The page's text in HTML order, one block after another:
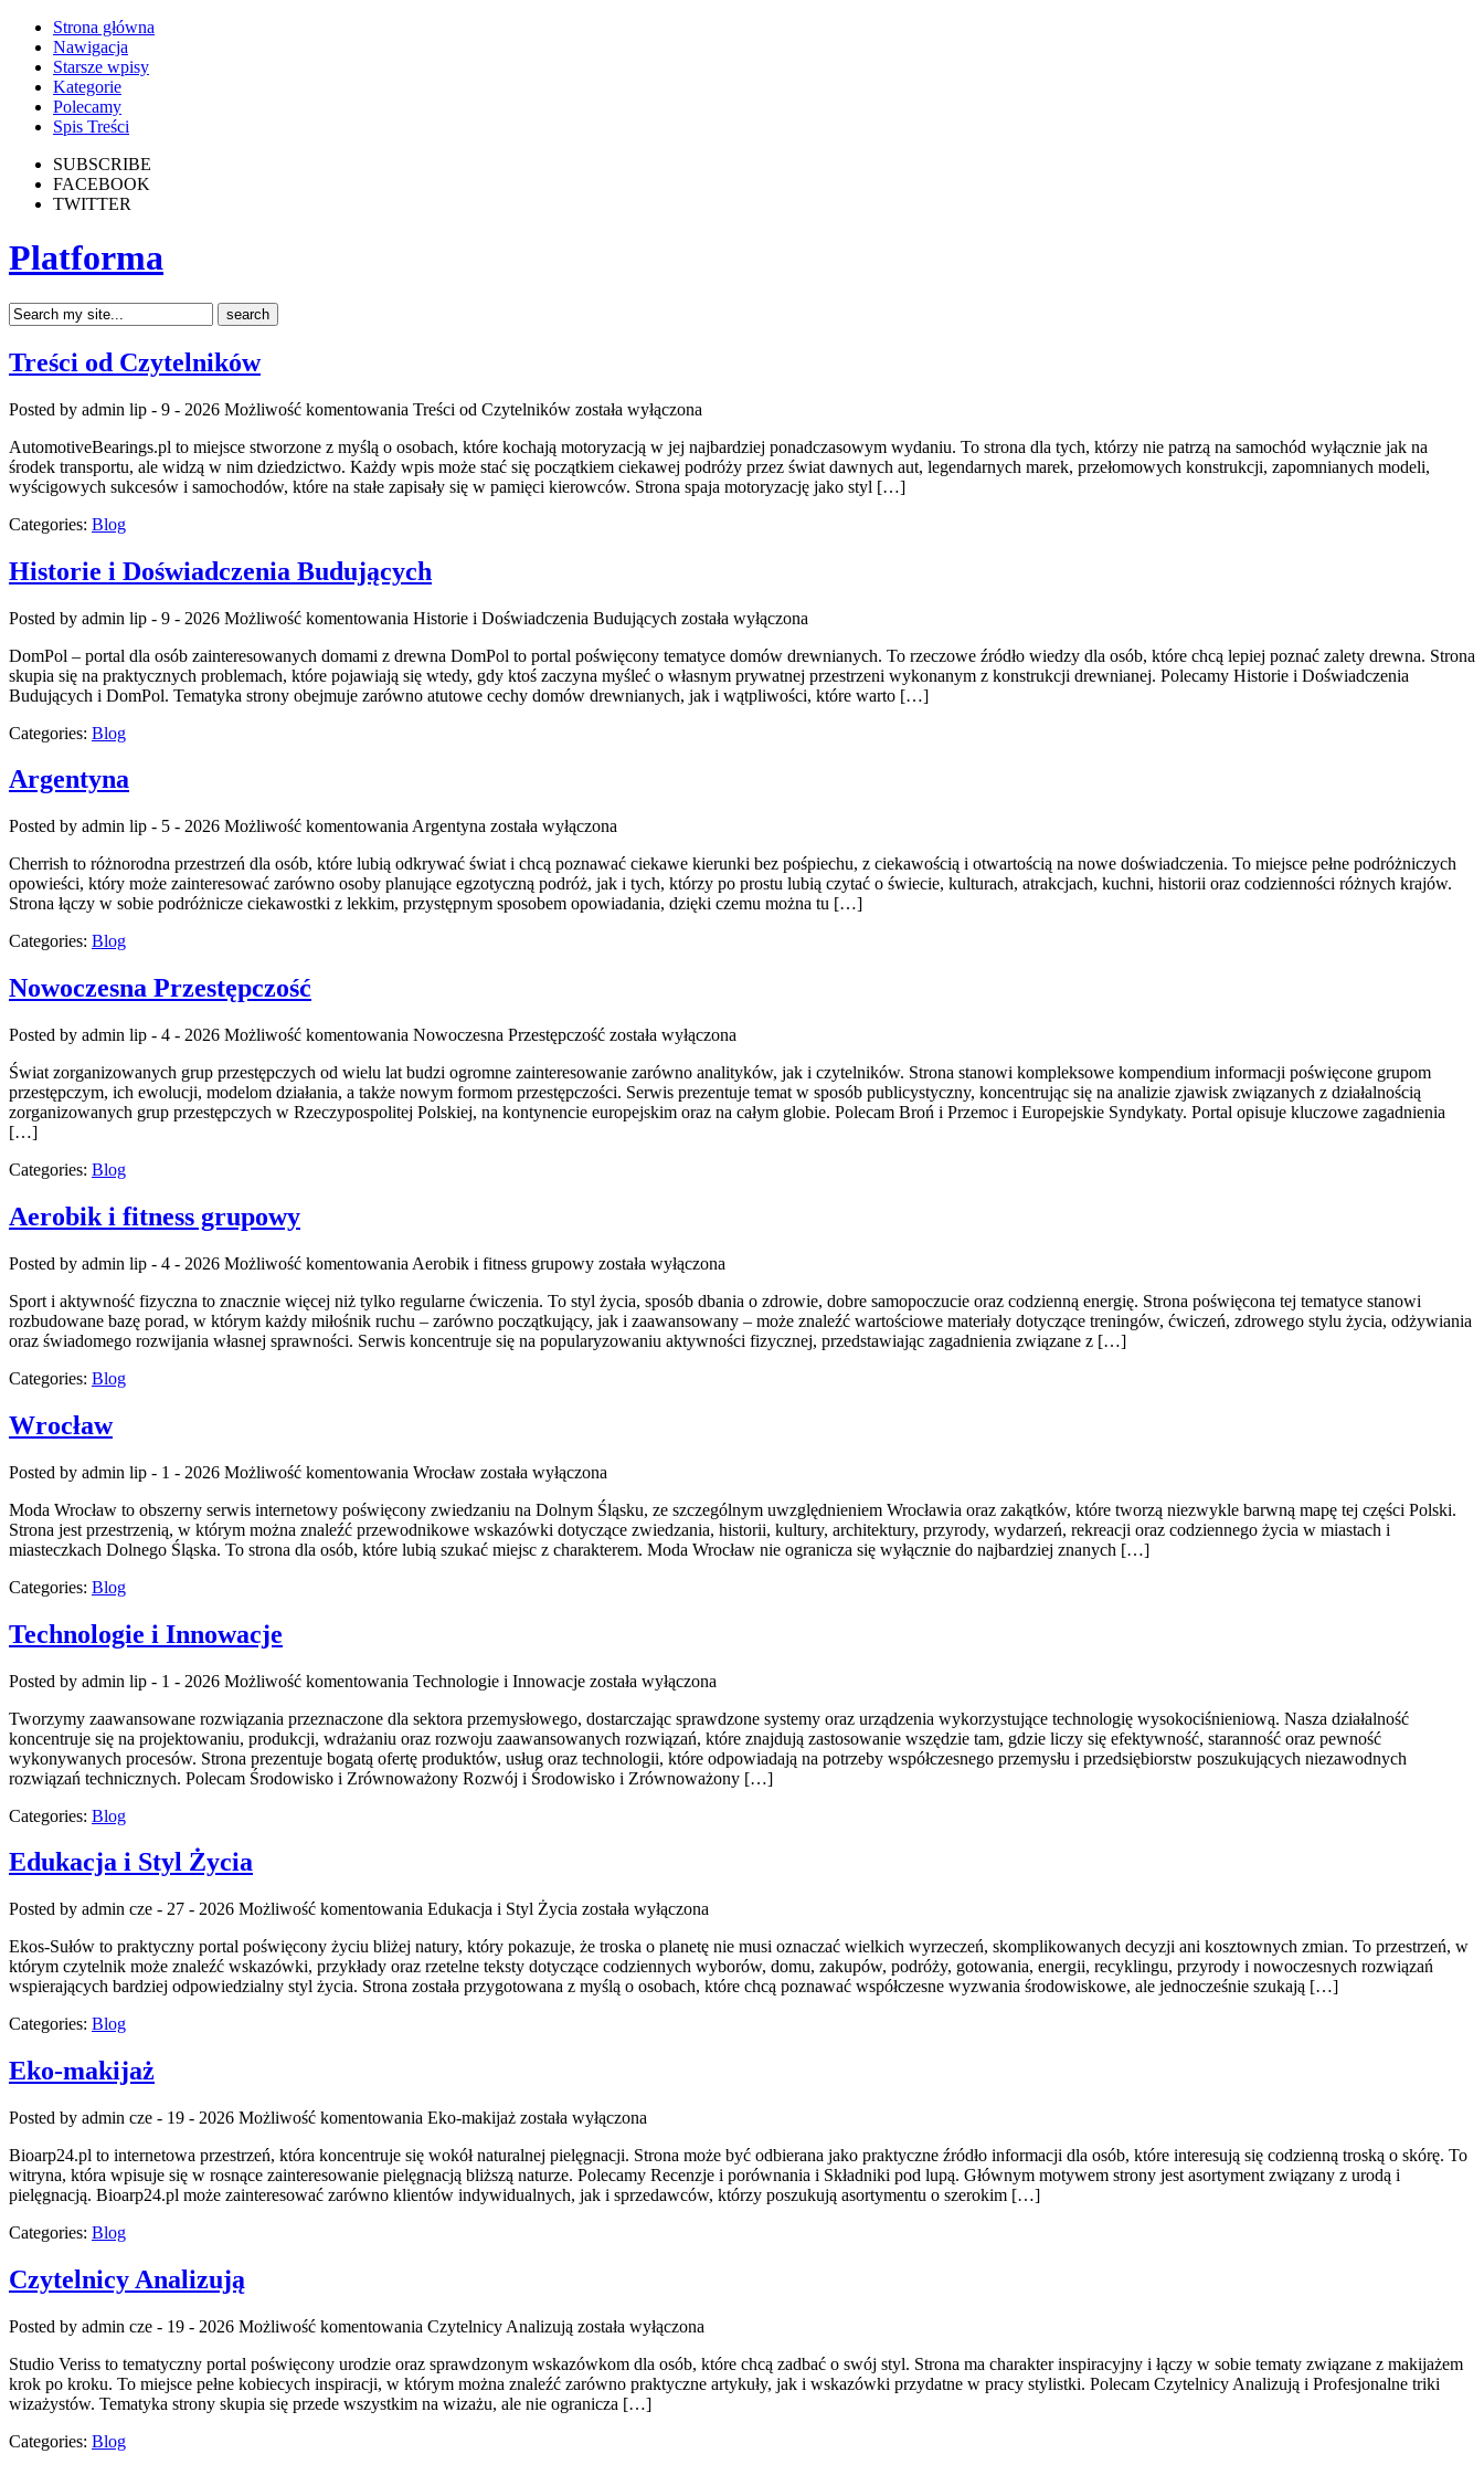
Strona główna
Nawigacja
Starsze wpisy
Kategorie
Polecamy
Spis Treści
SUBSCRIBE
FACEBOOK
TWITTER
Platforma
Treści od Czytelników
Posted by admin lip - 9 - 2026 Możliwość komentowania Treści od Czytelników została wyłączona
AutomotiveBearings.pl to miejsce stworzone z myślą o osobach, które kochają motoryzacją w jej najbardziej ponadczasowym wydaniu. To strona dla tych, którzy nie patrzą na samochód wyłącznie jak na
środek transportu, ale widzą w nim dziedzictwo. Każdy wpis może stać się początkiem ciekawej podróży przez świat dawnych aut, legendarnych marek, przełomowych konstrukcji, zapomnianych modeli,
wyścigowych sukcesów i samochodów, które na stałe zapisały się w pamięci kierowców. Strona spaja motoryzację jako styl […]
Categories: Blog
Historie i Doświadczenia Budujących
Posted by admin lip - 9 - 2026 Możliwość komentowania Historie i Doświadczenia Budujących została wyłączona
DomPol – portal dla osób zainteresowanych domami z drewna DomPol to portal poświęcony tematyce domów drewnianych. To rzeczowe źródło wiedzy dla osób, które chcą lepiej poznać zalety drewna. Strona
skupia się na praktycznych problemach, które pojawiają się wtedy, gdy ktoś zaczyna myśleć o własnym prywatnej przestrzeni wykonanym z konstrukcji drewnianej. Polecamy Historie i Doświadczenia
Budujących i DomPol. Tematyka strony obejmuje zarówno atutowe cechy domów drewnianych, jak i wątpliwości, które warto […]
Categories: Blog
Argentyna
Posted by admin lip - 5 - 2026 Możliwość komentowania Argentyna została wyłączona
Cherrish to różnorodna przestrzeń dla osób, które lubią odkrywać świat i chcą poznawać ciekawe kierunki bez pośpiechu, z ciekawością i otwartością na nowe doświadczenia. To miejsce pełne podróżniczych
opowieści, który może zainteresować zarówno osoby planujące egzotyczną podróż, jak i tych, którzy po prostu lubią czytać o świecie, kulturach, atrakcjach, kuchni, historii oraz codzienności różnych krajów.
Strona łączy w sobie podróżnicze ciekawostki z lekkim, przystępnym sposobem opowiadania, dzięki czemu można tu […]
Categories: Blog
Nowoczesna Przestępczość
Posted by admin lip - 4 - 2026 Możliwość komentowania Nowoczesna Przestępczość została wyłączona
Świat zorganizowanych grup przestępczych od wielu lat budzi ogromne zainteresowanie zarówno analityków, jak i czytelników. Strona stanowi kompleksowe kompendium informacji poświęcone grupom
przestępczym, ich ewolucji, modelom działania, a także nowym formom przestępczości. Serwis prezentuje temat w sposób publicystyczny, koncentrując się na analizie zjawisk związanych z działalnością
zorganizowanych grup przestępczych w Rzeczypospolitej Polskiej, na kontynencie europejskim oraz na całym globie. Polecam Broń i Przemoc i Europejskie Syndykaty. Portal opisuje kluczowe zagadnienia
[…]
Categories: Blog
Aerobik i fitness grupowy
Posted by admin lip - 4 - 2026 Możliwość komentowania Aerobik i fitness grupowy została wyłączona
Sport i aktywność fizyczna to znacznie więcej niż tylko regularne ćwiczenia. To styl życia, sposób dbania o zdrowie, dobre samopoczucie oraz codzienną energię. Strona poświęcona tej tematyce stanowi
rozbudowane bazę porad, w którym każdy miłośnik ruchu – zarówno początkujący, jak i zaawansowany – może znaleźć wartościowe materiały dotyczące treningów, ćwiczeń, zdrowego stylu życia, odżywiania
oraz świadomego rozwijania własnej sprawności. Serwis koncentruje się na popularyzowaniu aktywności fizycznej, przedstawiając zagadnienia związane z […]
Categories: Blog
Wrocław
Posted by admin lip - 1 - 2026 Możliwość komentowania Wrocław została wyłączona
Moda Wrocław to obszerny serwis internetowy poświęcony zwiedzaniu na Dolnym Śląsku, ze szczególnym uwzględnieniem Wrocławia oraz zakątków, które tworzą niezwykle barwną mapę tej części Polski.
Strona jest przestrzenią, w którym można znaleźć przewodnikowe wskazówki dotyczące zwiedzania, historii, kultury, architektury, przyrody, wydarzeń, rekreacji oraz codziennego życia w miastach i
miasteczkach Dolnego Śląska. To strona dla osób, które lubią szukać miejsc z charakterem. Moda Wrocław nie ogranicza się wyłącznie do najbardziej znanych […]
Categories: Blog
Technologie i Innowacje
Posted by admin lip - 1 - 2026 Możliwość komentowania Technologie i Innowacje została wyłączona
Tworzymy zaawansowane rozwiązania przeznaczone dla sektora przemysłowego, dostarczając sprawdzone systemy oraz urządzenia wykorzystujące technologię wysokociśnieniową. Nasza działalność
koncentruje się na projektowaniu, produkcji, wdrażaniu oraz rozwoju zaawansowanych rozwiązań, które znajdują zastosowanie wszędzie tam, gdzie liczy się efektywność, staranność oraz pewność
wykonywanych procesów. Strona prezentuje bogatą ofertę produktów, usług oraz technologii, które odpowiadają na potrzeby współczesnego przemysłu i przedsiębiorstw poszukujących niezawodnych
rozwiązań technicznych. Polecam Środowisko i Zrównoważony Rozwój i Środowisko i Zrównoważony […]
Categories: Blog
Edukacja i Styl Życia
Posted by admin cze - 27 - 2026 Możliwość komentowania Edukacja i Styl Życia została wyłączona
Ekos-Sułów to praktyczny portal poświęcony życiu bliżej natury, który pokazuje, że troska o planetę nie musi oznaczać wielkich wyrzeczeń, skomplikowanych decyzji ani kosztownych zmian. To przestrzeń, w
którym czytelnik może znaleźć wskazówki, przykłady oraz rzetelne teksty dotyczące codziennych wyborów, domu, zakupów, podróży, gotowania, energii, recyklingu, przyrody i nowoczesnych rozwiązań
wspierających bardziej odpowiedzialny styl życia. Strona została przygotowana z myślą o osobach, które chcą poznawać współczesne wyzwania środowiskowe, ale jednocześnie szukają […]
Categories: Blog
Eko-makijaż
Posted by admin cze - 19 - 2026 Możliwość komentowania Eko-makijaż została wyłączona
Bioarp24.pl to internetowa przestrzeń, która koncentruje się wokół naturalnej pielęgnacji. Strona może być odbierana jako praktyczne źródło informacji dla osób, które interesują się codzienną troską o skórę. To
witryna, która wpisuje się w rosnące zainteresowanie pielęgnacją bliższą naturze. Polecamy Recenzje i porównania i Składniki pod lupą. Głównym motywem strony jest asortyment związany z urodą i
pielęgnacją. Bioarp24.pl może zainteresować zarówno klientów indywidualnych, jak i sprzedawców, którzy poszukują asortymentu o szerokim […]
Categories: Blog
Czytelnicy Analizują
Posted by admin cze - 19 - 2026 Możliwość komentowania Czytelnicy Analizują została wyłączona
Studio Veriss to tematyczny portal poświęcony urodzie oraz sprawdzonym wskazówkom dla osób, które chcą zadbać o swój styl. Strona ma charakter inspiracyjny i łączy w sobie tematy związane z makijażem
krok po kroku. To miejsce pełne kobiecych inspiracji, w którym można znaleźć zarówno praktyczne artykuły, jak i wskazówki przydatne w pracy stylistki. Polecam Czytelnicy Analizują i Profesjonalne triki
wizażystów. Tematyka strony skupia się przede wszystkim na wizażu, ale nie ogranicza […]
Categories: Blog